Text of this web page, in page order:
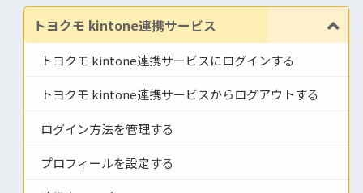
トヨクモ kintone連携サービス
トヨクモ kintone連携サービスにログインする
トヨクモ kintone連携サービスからログアウトする
ログイン方法を管理する
プロフィールを設定する